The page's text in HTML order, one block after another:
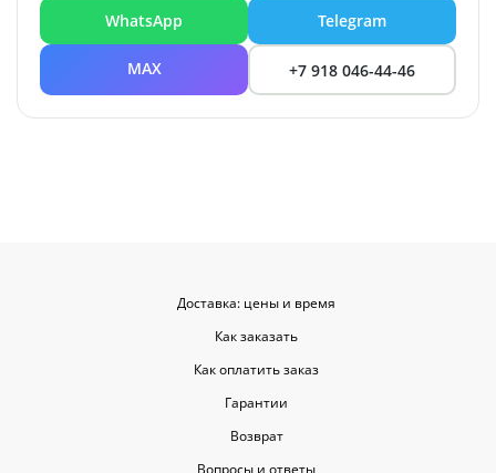
WhatsApp Telegram
MAX +7 918 046-44-46
Доставка: цены и время
Как заказать
Как оплатить заказ
Гарантии
Возврат
Вопросы и ответы